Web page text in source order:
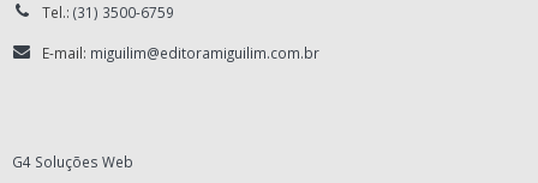
Tel.: (31) 3500-6759
E-mail: miguilim@editoramiguilim.com.br
G4 Soluções Web